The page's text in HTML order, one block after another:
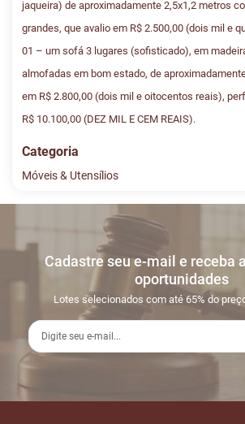
jaqueira) de aproximadamente 2,5x1,2 metros
grandes, que avalio em R$ 2.500,00 (dois mil e
01 – um sofá 3 lugares (sofisticado), em
almofadas em bom estado, de
em R$ 2.800,00 (dois mil e oitocentos reais),
R$ 10.100,00 (DEZ MIL E CEM REAIS).
Categoria
Móveis & Utensílios
DATA/HORA
03/11
INICIO DO
LEILÃO
Disputas
16:21:26
Fim das
3
conosco pelo whatsapp:
Sua dúvida
Nome
Cadastre seu e-mail e receba
oportunidades
Lotes selecionados com até 65% do